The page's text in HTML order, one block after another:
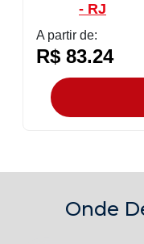
- RJ
A partir de:
R$ 83.24
Onde